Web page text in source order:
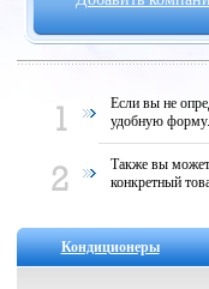
Если вы не
удобную
Также вы
конкретный
Кондиционеры